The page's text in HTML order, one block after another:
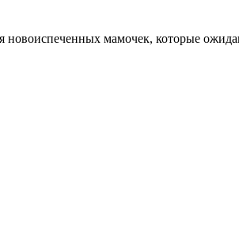
новоиспеченных мамочек, которые